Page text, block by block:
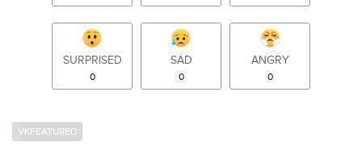
SURPRISED
0
SAD
0
ANGRY
0
VKFEATURED